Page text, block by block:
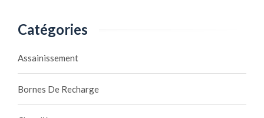
Catégories
Assainissement
Bornes De Recharge